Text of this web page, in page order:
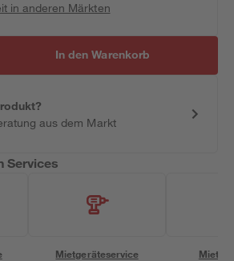
in anderen Märkten
In den Warenkorb
aus dem Markt
Services
Mietgeräteservice